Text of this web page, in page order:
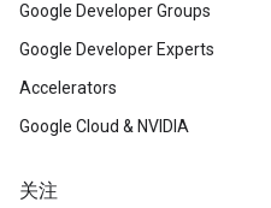
Google Developer Groups
Google Developer Experts
Accelerators
Google Cloud & NVIDIA
关注